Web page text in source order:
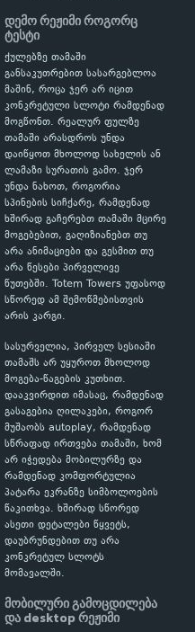
დემო რეჟიმი როგორც
ტესტი
ქულებზე თამაში
განსაკუთრებით სასარგებლოა
მაშინ, როცა ჯერ არ იცით
კონკრეტული სლოტი რამდენად
მოგწონთ. რეალურ ფულზე
თამაში არასდროს უნდა
დაიწყოთ მხოლოდ სახელის ან
ლამაზი სურათის გამო. ჯერ
უნდა ნახოთ, როგორია
სპინების სიჩქარე, რამდენად
ხშირად გაჩერებთ თამაში მცირე
მოგებებით, გაღიზიანებთ თუ
არა ანიმაციები და გესმით თუ
არა წესები პირველივე
წუთებში. Totem Towers უფასოდ
სწორედ ამ შემოწმებისთვის
არის კარგი.
სასურველია, პირველ სესიაში
თამაშს არ უყუროთ მხოლოდ
მოგება-წაგების კუთხით.
დააკვირდით იმასაც, რამდენად
გასაგებია ღილაკები, როგორ
მუშაობს autoplay, რამდენად
სწრაფად ირთვება თამაში, ხომ
არ იჭედება მობილურზე და
რამდენად კომფორტულია
პატარა ეკრანზე სიმბოლოების
წაკითხვა. ხშირად სწორედ
ასეთი დეტალები წყვეტს,
დაუბრუნდებით თუ არა
კონკრეტულ სლოტს
მომავალში.
მობილური გამოცდილება
და desktop რეჟიმი